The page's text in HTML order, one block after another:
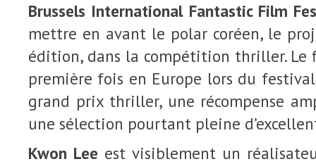
Brussels International Fantastic Film
mettre en avant le polar coréen, le
édition, dans la compétition thriller. Le
première fois en Europe lors du
grand prix thriller, une récompense
une sélection pourtant pleine
Kwon Lee est visiblement un